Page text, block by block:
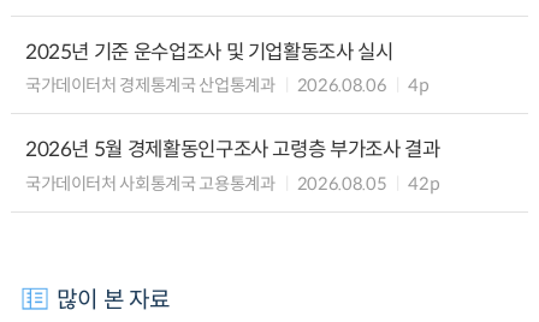
2025년 기준 운수업조사 및 기업활동조사 실시
국가데이터처 경제통계국 산업통계과 2026.08.06 4p
2026년 5월 경제활동인구조사 고령층 부가조사 결과
국가데이터처 사회통계국 고용통계과 2026.08.05 42p
많이 본 자료